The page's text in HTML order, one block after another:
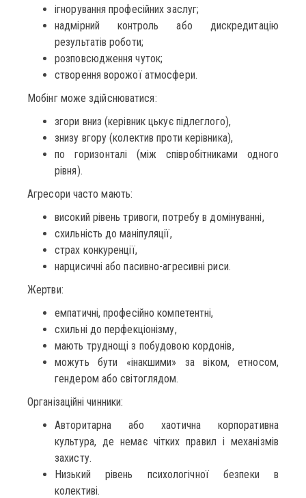
ігнорування професійних заслуг;
надмірний контроль або дискредитацію
результатів роботи;
розповсюдження чуток;
створення ворожої атмосфери.
Мобінг може здійснюватися:
згори вниз (керівник цькує підлеглого),
знизу вгору (колектив проти керівника),
по горизонталі (між співробітниками одного
рівня).
Агресори часто мають:
високий рівень тривоги, потребу в домінуванні,
схильність до маніпуляції,
страх конкуренції,
нарцисичні або пасивно-агресивні риси.
Жертви:
емпатичні, професійно компетентні,
схильні до перфекціонізму,
мають труднощі з побудовою кордонів,
можуть бути «інакшими» за віком, етносом,
гендером або світоглядом.
Організаційні чинники:
Авторитарна або хаотична корпоративна
культура, де немає чітких правил і механізмів
захисту.
Низький рівень психологічної безпеки в
колективі.